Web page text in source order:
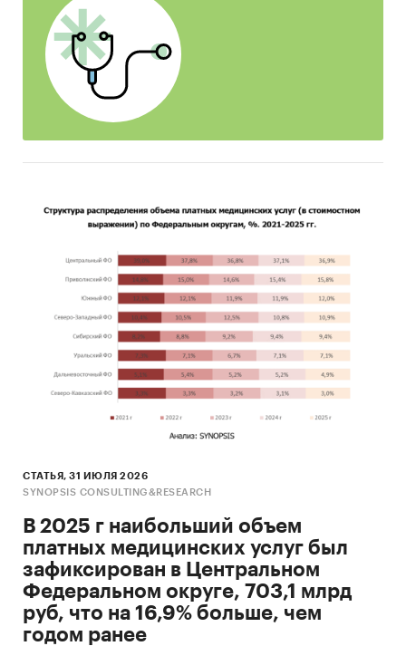
Наряду с обзором рынка Мурманска
BusinesStat предлагает обзоры российского и
московского рынков, а также рынков городов-
миллионников РФ.
Основным источником информации
послужили уникальные исследования
BusinesStat:
учреждений
услуг
Дневниковое исследование покупателей
медицинских услуг
Дневниковое исследование врачей
В качестве дополнительных источников
госорганов и научно-исследовательских
Федеральная служба государственной
Министерство здравоохранения и
социального развития РФ
Федеральная служба по финансовым
рынкам РФ
Министерство экономического развития РФ
СТАТЬЯ, 31 ИЮЛЯ 2026
SYNOPSIS CONSULTING&RESEARCH
В 2025 г наибольший объем
платных медицинских услуг был
зафиксирован в Центральном
Федеральном округе, 703,1 млрд
руб, что на 16,9% больше, чем
годом ранее